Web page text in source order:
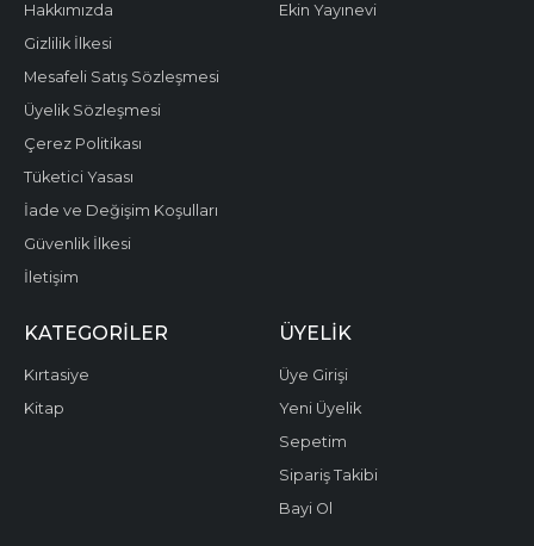
Hakkımızda
Gizlilik İlkesi
Mesafeli Satış Sözleşmesi
Üyelik Sözleşmesi
Çerez Politikası
Tüketici Yasası
İade ve Değişim Koşulları
Güvenlik İlkesi
İletişim
Ekin Yayınevi
KATEGORILER
Kırtasiye
Kitap
ÜYELIK
Üye Girişi
Yeni Üyelik
Sepetim
Sipariş Takibi
Bayi Ol